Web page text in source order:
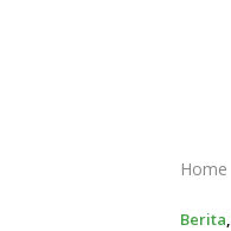
Home
Berita,